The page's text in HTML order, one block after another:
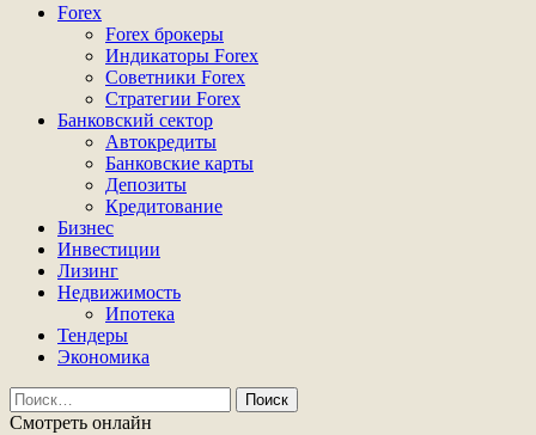
Основное
Forex
Forex брокеры
Индикаторы Forex
Советники Forex
Стратегии Forex
Банковский сектор
Автокредиты
Банковские карты
Депозиты
Кредитование
Бизнес
Инвестиции
Лизинг
Недвижимость
Ипотека
Тендеры
Экономика
Найти:
Смотреть онлайн